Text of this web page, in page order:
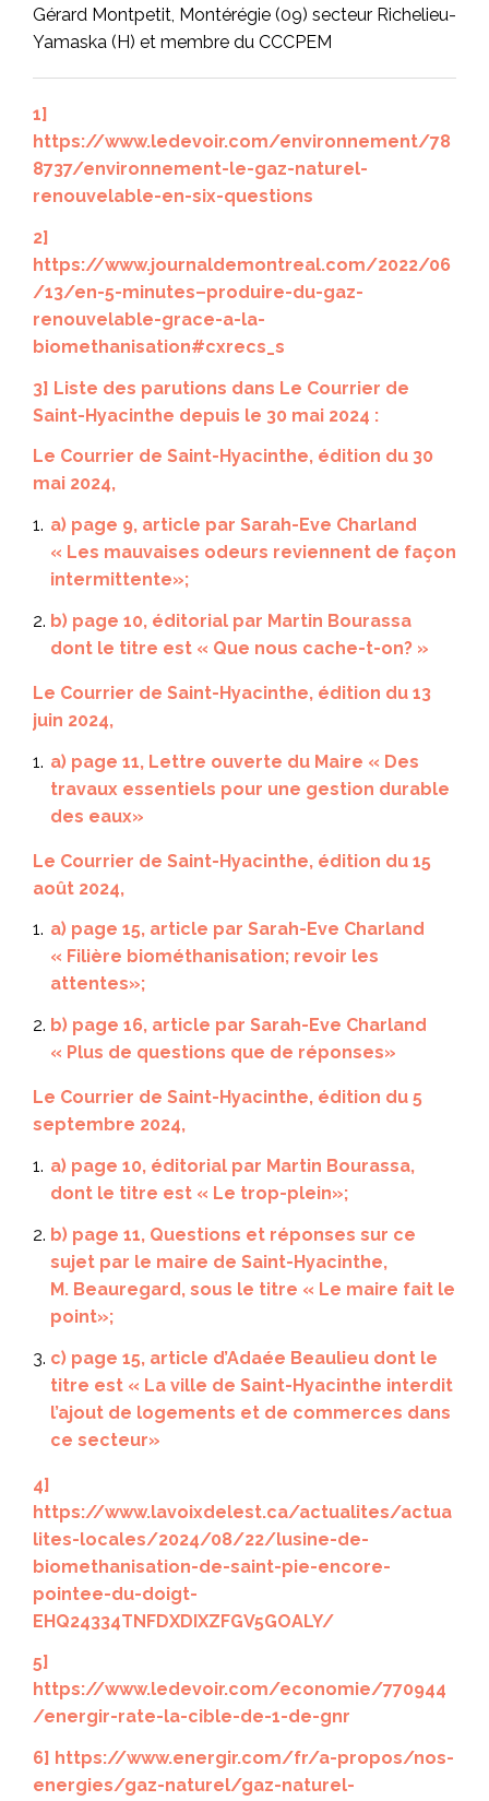
Gérard Montpetit, Montérégie (09) secteur Richelieu-
Yamaska (H) et membre du CCCPEM
1]
https://www.ledevoir.com/environnement/78
8737/environnement-le-gaz-naturel-
renouvelable-en-six-questions
2]
https://www.journaldemontreal.com/2022/06
/13/en-5-minutes–produire-du-gaz-
renouvelable-grace-a-la-
biomethanisation#cxrecs_s
3] Liste des parutions dans Le Courrier de
Saint-Hyacinthe depuis le 30 mai 2024 :
Le Courrier de Saint-Hyacinthe, édition du 30
mai 2024,
a) page 9, article par Sarah-Eve Charland
« Les mauvaises odeurs reviennent de façon
intermittente»;
b) page 10, éditorial par Martin Bourassa
dont le titre est « Que nous cache-t-on? »
Le Courrier de Saint-Hyacinthe, édition du 13
juin 2024,
a) page 11, Lettre ouverte du Maire « Des
travaux essentiels pour une gestion durable
des eaux»
Le Courrier de Saint-Hyacinthe, édition du 15
août 2024,
a) page 15, article par Sarah-Eve Charland
« Filière biométhanisation; revoir les
attentes»;
b) page 16, article par Sarah-Eve Charland
« Plus de questions que de réponses»
Le Courrier de Saint-Hyacinthe, édition du 5
septembre 2024,
a) page 10, éditorial par Martin Bourassa,
dont le titre est « Le trop-plein»;
b) page 11, Questions et réponses sur ce
sujet par le maire de Saint-Hyacinthe,
M. Beauregard, sous le titre « Le maire fait le
point»;
c) page 15, article d’Adaée Beaulieu dont le
titre est « La ville de Saint-Hyacinthe interdit
l’ajout de logements et de commerces dans
ce secteur»
4]
https://www.lavoixdelest.ca/actualites/actua
lites-locales/2024/08/22/lusine-de-
biomethanisation-de-saint-pie-encore-
pointee-du-doigt-
EHQ24334TNFDXDIXZFGV5GOALY/
5]
https://www.ledevoir.com/economie/770944
/energir-rate-la-cible-de-1-de-gnr
6] https://www.energir.com/fr/a-propos/nos-
energies/gaz-naturel/gaz-naturel-